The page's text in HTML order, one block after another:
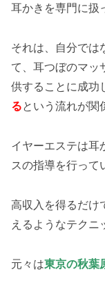
耳かきを専門に扱
それは、自分では
て、耳つぼのマッ
供することに成功
るという流れが関
イヤーエステは耳
スの指導を行って
高収入を得るだけ
えるようなテクニ
元々は東京の秋葉